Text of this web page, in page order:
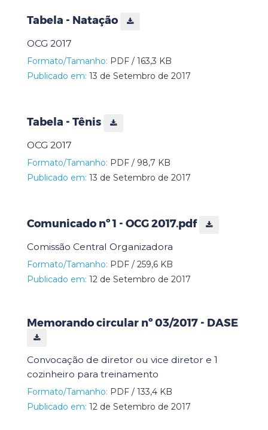
Tabela - Natação
OCG 2017
Formato/Tamanho: PDF / 163,3 KB
Publicado em: 13 de Setembro de 2017
Tabela - Tênis
OCG 2017
Formato/Tamanho: PDF / 98,7 KB
Publicado em: 13 de Setembro de 2017
Comunicado nº 1 - OCG 2017.pdf
Comissão Central Organizadora
Formato/Tamanho: PDF / 259,6 KB
Publicado em: 12 de Setembro de 2017
Memorando circular nº 03/2017 - DASE
Convocação de diretor ou vice diretor e 1
cozinheiro para treinamento
Formato/Tamanho: PDF / 133,4 KB
Publicado em: 12 de Setembro de 2017